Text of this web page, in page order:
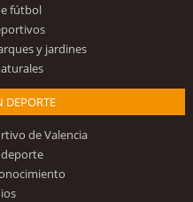
fútbol
y jardines
DEPORTE
de Valencia